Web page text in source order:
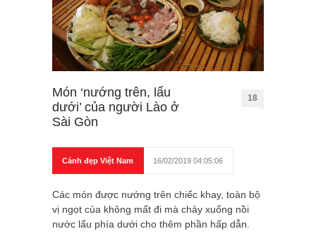
Món ‘nướng trên, lẩu
dưới’ của người Lào ở
Sài Gòn
18
Cảnh đẹp Việt Nam 16/02/2019 04:05:06
Các món được nướng trên chiếc khay, toàn bộ
vị ngọt của không mất đi mà chảy xuống nồi
nước lẩu phía dưới cho thêm phần hấp dẫn.